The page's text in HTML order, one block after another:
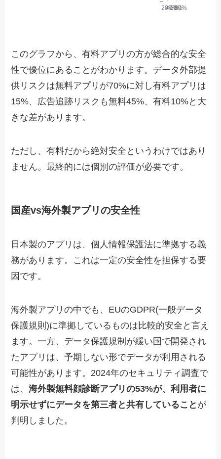
このグラフから、有料アプリの方が総合的な安全
性で優位にあることがわかります。データ外部提
供リスクは無料アプリが70%に対し有料アプリは
15%、広告追跡リスクも無料45%、有料10%と大
きな差があります。
ただし、有料だから絶対安全というわけではあり
ません。最終的には個別の評価が必要です。
国産vs海外製アプリの安全性
日本製のアプリは、個人情報保護法に準拠する義
務があります。これは一定の安全性を担保する要
因です。
海外製アプリの中でも、EUのGDPR(一般データ
保護規則)に準拠しているものは比較的安全と言え
ます。一方、データ保護規制が緩い国で開発され
たアプリは、予期しない形でデータが利用される
可能性があります。2024年のセキュリティ調査で
は、海外製無料顔診断アプリの53%が、利用者に
明示せずにデータを第三者と共有していること が
判明しました。